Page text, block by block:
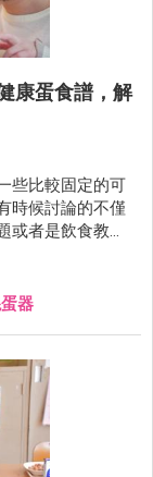
康蛋食譜，解
些比較固定的可
時候討論的不僅
或者是飲食教
器